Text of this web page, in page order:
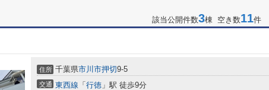
該当公開件数3棟 空き数11件
住所 千葉県市川市押切9-5
交通 東西線 「 行徳 」駅 徒歩9分